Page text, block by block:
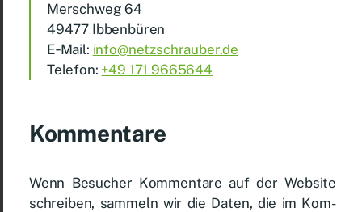
Mersch­weg 64
49477 Ib­ben­bü­ren
E‑Mail: info@​netzschrauber.​de
Te­le­fon: +49 171 9665644
Kom­men­ta­re
Wenn Be­su­cher Kom­men­ta­re auf der Web­site
schrei­ben, sam­meln wir die Da­ten, die im Kom­